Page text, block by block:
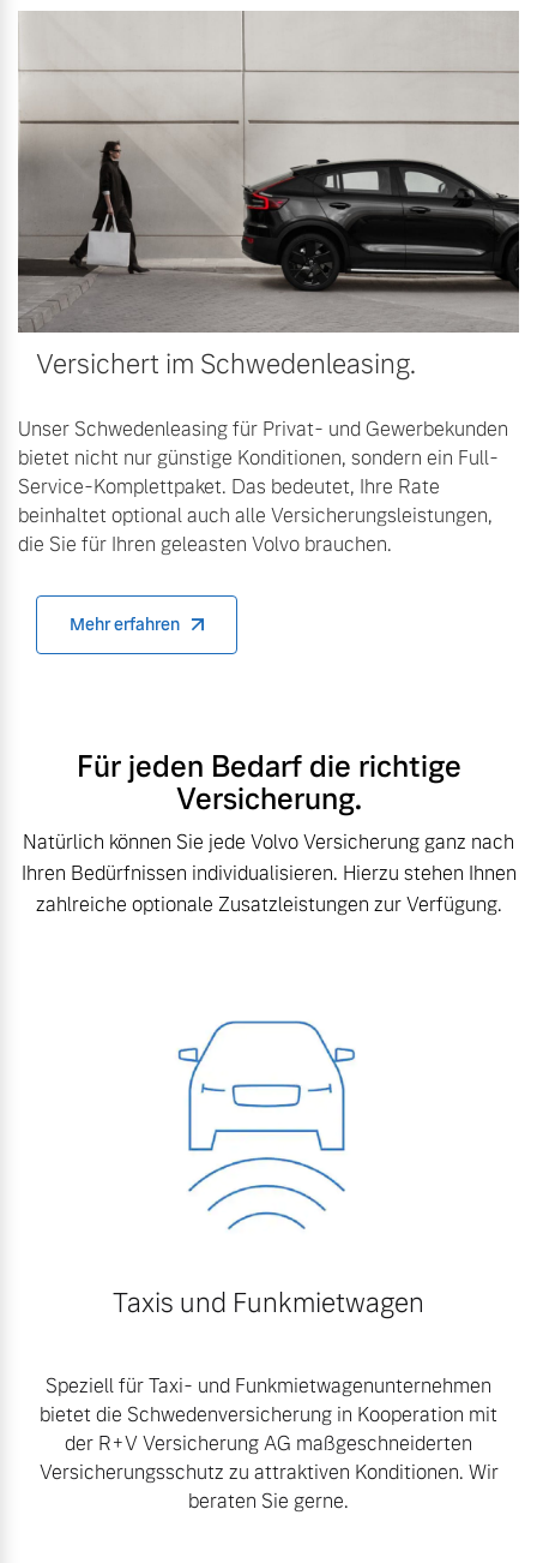
Versichert im Schwedenleasing.
Unser Schwedenleasing für Privat- und Gewerbekunden
bietet nicht nur günstige Konditionen, sondern ein Full-
Service-Komplettpaket. Das bedeutet, Ihre Rate
beinhaltet optional auch alle Versicherungsleistungen,
die Sie für Ihren geleasten Volvo brauchen.
Mehr erfahren
Für jeden Bedarf die richtige
Versicherung.
Natürlich können Sie jede Volvo Versicherung ganz nach
Ihren Bedürfnissen individualisieren. Hierzu stehen Ihnen
zahlreiche optionale Zusatzleistungen zur Verfügung.
Taxis und Funkmietwagen
Speziell für Taxi- und Funkmietwagenunternehmen
bietet die Schwedenversicherung in Kooperation mit
der R+V Versicherung AG maßgeschneiderten
Versicherungsschutz zu attraktiven Konditionen. Wir
beraten Sie gerne.